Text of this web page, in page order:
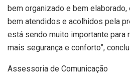
bem organizado e bem
bem atendidos e acolhidos pela
está sendo muito importante para
mais segurança e conforto”,
Assessoria de Comunicação